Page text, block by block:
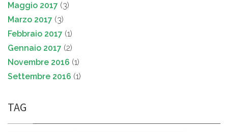
Maggio 2017 (3)
Marzo 2017 (3)
Febbraio 2017 (1)
Gennaio 2017 (2)
Novembre 2016 (1)
Settembre 2016 (1)
TAG